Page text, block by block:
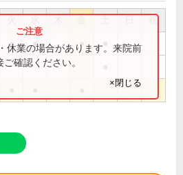
祝
● ● ●
休業の場合があります。来院前
確認ください。
×閉じる